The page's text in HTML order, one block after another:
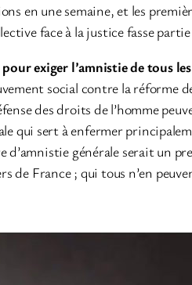
en une semaine, et les
face à la justice fasse
exiger l’amnistie de tous
social contre la réforme
des droits de l’homme
qui sert à enfermer
générale serait un
de France ; qui tous n’en